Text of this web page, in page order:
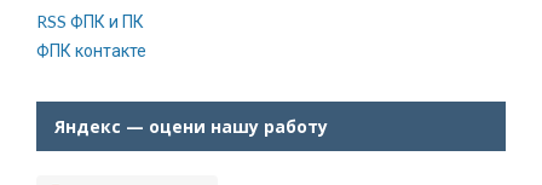
RSS ФПК и ПК
ФПК контакте
Яндекс — оцени нашу работу